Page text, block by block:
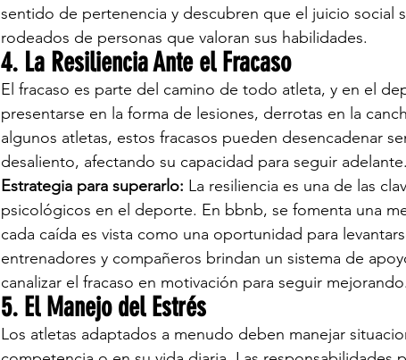
sentido de pertenencia y descubren que el juicio social
rodeados de personas que valoran sus habilidades.
4. La Resiliencia Ante el Fracaso
El fracaso es parte del camino de todo atleta, y en el
presentarse en la forma de lesiones, derrotas en la
algunos atletas, estos fracasos pueden desencadenar
desaliento, afectando su capacidad para seguir adelante.
Estrategia para superarlo: La resiliencia es una de las
psicológicos en el deporte. En bbnb, se fomenta una
cada caída es vista como una oportunidad para
entrenadores y compañeros brindan un sistema de
canalizar el fracaso en motivación para seguir mejorando.
5. El Manejo del Estrés
Los atletas adaptados a menudo deben manejar